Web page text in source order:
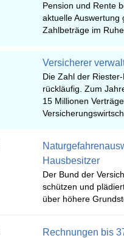
Pension und Rente
aktuelle Auswertung
Zahlbeträge im
Versicherer
Die Zahl der
rückläufig. Zum
15 Millionen
Hausbesitzer
Der Bund der
schützen und
über höhere
Rechnungen bis